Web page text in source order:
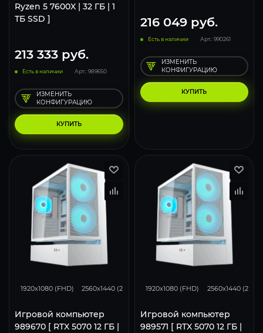
Ryzen 5 7600X | 32 ГБ | 1
ТБ SSD ]
213 333 руб.
Есть в наличии Арт.: 989650
КУПИТЬ
ИЗМЕНИТЬ
КОНФИГУРАЦИЮ
216 049руб.
Есть в наличии Арт.: 990261
КУПИТЬ
ИЗМЕНИТЬ
КОНФИГУРАЦИЮ
1920x1080 (FHD) 2560x1440 (2K) 3840x2160 (4K)
Игровой компьютер
989670 [ RTX 5070 12 ГБ |
1920x1080 (FHD) 2560x1440 (2K)
Игровой компьютер
989571 [ RTX 5070 12 ГБ |